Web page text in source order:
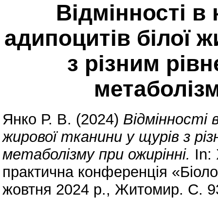
Відмінності в
адипоцитів білої
з різним
Янко Р. В. (2024) Відмінності
жирової тканини у щурів з
метаболізму при ожирінні. In:
практична конференція
жовтня 2024 р., Житомир. С.